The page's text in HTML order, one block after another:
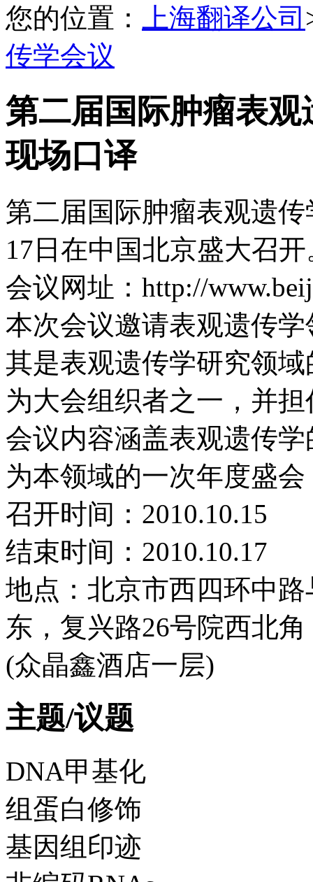
您的位置： 上海翻译公司
传学会议
第二届国际肿瘤表
现场口译
第二届国际肿瘤表观遗
17日在中国北京盛大召开
会议网址：http://
本次会议邀请表观遗传
其是表观遗传学研究领域
为大会组织者之一，并
会议内容涵盖表观遗传
为本领域的一次年度盛
召开时间：2010.10.15
结束时间：2010.10.17
地点：北京市西四环中
东，复兴路26号院西北角
(众晶鑫酒店一层)
主题/议题
DNA甲基化
组蛋白修饰
基因组印迹